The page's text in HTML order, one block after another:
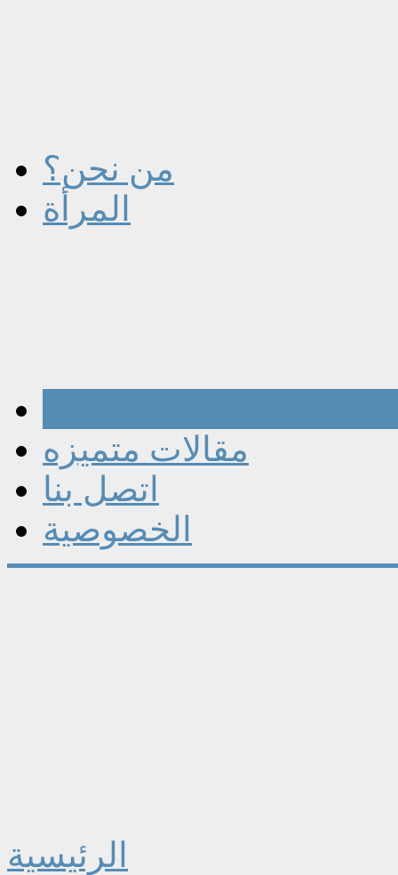
من نحن؟
المرأة
مقالات متميزه
اتصل بنا
الخصوصية
الرئيسية